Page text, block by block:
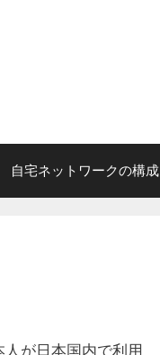
自宅ネットワークの構成
が日本国内で利用